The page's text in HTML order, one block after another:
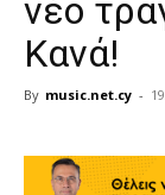
νέο
Κανά!
By music.net.cy -